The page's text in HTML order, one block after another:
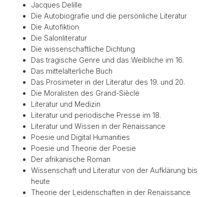
Jacques Delille
Die Autobiografie und die persönliche Literatur
Die Autofiktion
Die Salonliteratur
Die wissenschaftliche Dichtung
Das tragische Genre und das Weibliche im 16.
Das mittelalterliche Buch
Das Prosimeter in der Literatur des 19. und 20.
Die Moralisten des Grand-Siècle
Literatur und Medizin
Literatur und periodische Presse im 18.
Literatur und Wissen in der Renaissance
Poesie und Digital Humanities
Poesie und Theorie der Poesie
Der afrikanische Roman
Wissenschaft und Literatur von der Aufklärung bis
heute
Theorie der Leidenschaften in der Renaissance